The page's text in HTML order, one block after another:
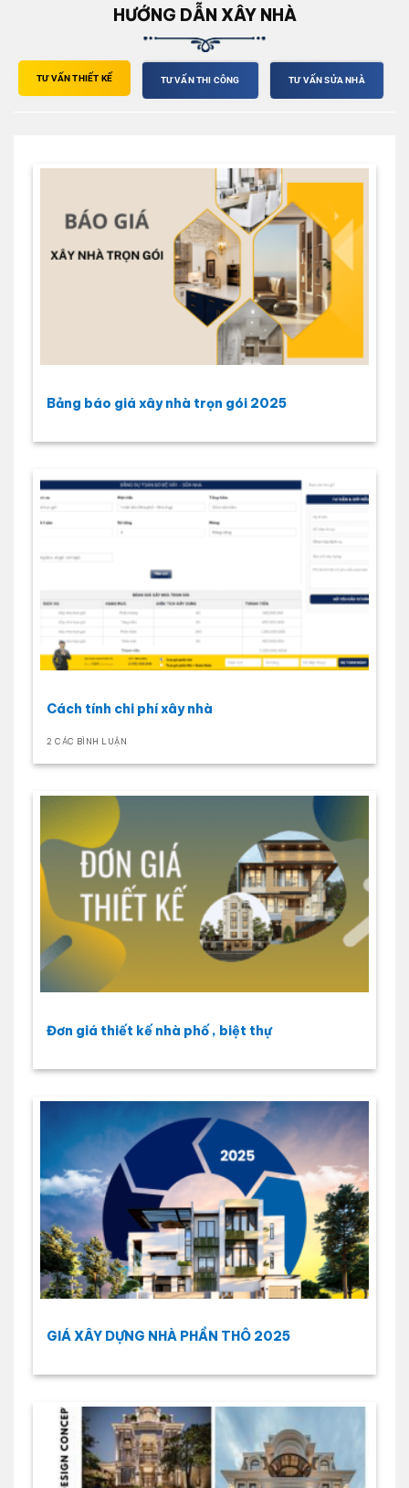
HƯỚNG DẪN XÂY NHÀ
TƯ VẤN THIẾT KẾ TƯ VẤN THI CÔNG TƯ VẤN SỬA NHÀ
Bảng báo giá xây nhà trọn gói 2025
Cách tính chi phí xây nhà
2 CÁC BÌNH LUẬN
Đơn giá thiết kế nhà phố , biệt thự
GIÁ XÂY DỰNG NHÀ PHẦN THÔ 2025